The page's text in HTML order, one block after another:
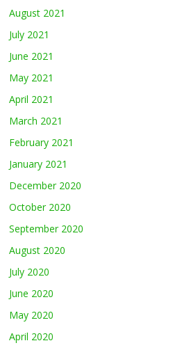
August 2021
July 2021
June 2021
May 2021
April 2021
March 2021
February 2021
January 2021
December 2020
October 2020
September 2020
August 2020
July 2020
June 2020
May 2020
April 2020